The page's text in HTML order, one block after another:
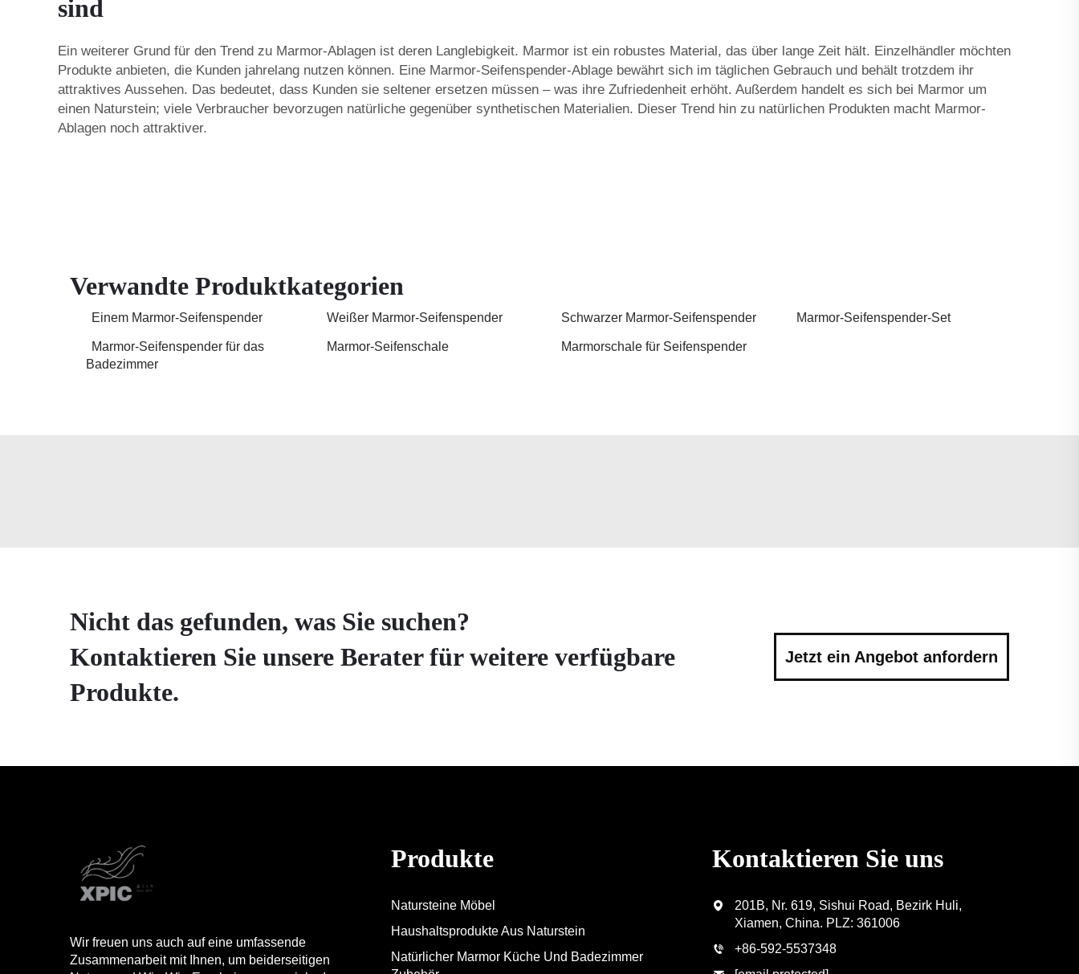
sind
Ein weiterer Grund für den Trend zu Marmor-Ablagen ist deren Langlebigkeit. Marmor ist ein robustes Material, das über lange Zeit hält. Einzelhändler möchten
Produkte anbieten, die Kunden jahrelang nutzen können. Eine Marmor-Seifenspender-Ablage bewährt sich im täglichen Gebrauch und behält trotzdem ihr
attraktives Aussehen. Das bedeutet, dass Kunden sie seltener ersetzen müssen – was ihre Zufriedenheit erhöht. Außerdem handelt es sich bei Marmor um
einen Naturstein; viele Verbraucher bevorzugen natürliche gegenüber synthetischen Materialien. Dieser Trend hin zu natürlichen Produkten macht Marmor-
Ablagen noch attraktiver.
Verwandte Produktkategorien
Einem Marmor-Seifenspender Weißer Marmor-Seifenspender Schwarzer Marmor-Seifenspender Marmor-Seifenspender-Set
Marmor-Seifenspender für das
Badezimmer
Marmor-Seifenschale Marmorschale für Seifenspender
Nicht das gefunden, was Sie suchen?
Kontaktieren Sie unsere Berater für weitere verfügbare
Produkte.
Jetzt ein Angebot anfordern
Wir freuen uns auch auf eine umfassende
Zusammenarbeit mit Ihnen, um beiderseitigen
Produkte
Natursteine Möbel
Haushaltsprodukte Aus Naturstein
Natürlicher Marmor Küche Und Badezimmer
Kontaktieren Sie uns
201B, Nr. 619, Sishui Road, Bezirk Huli,
Xiamen, China. PLZ: 361006
+86-592-5537348